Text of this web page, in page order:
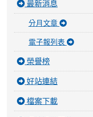
最新消息
分月文章
電子報列表
榮譽榜
好站連結
檔案下載